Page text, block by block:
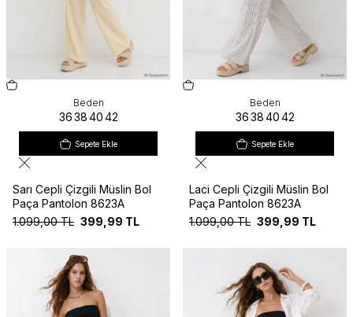
Beden
36384042
Sepete Ekle
Sarı Cepli Çizgili Müslin Bol
Paça Pantolon 8623A
1.099,00TL 399,99 TL
Beden
36384042
Sepete Ekle
Laci Cepli Çizgili Müslin Bol
Paça Pantolon 8623A
1.099,00TL 399,99 TL